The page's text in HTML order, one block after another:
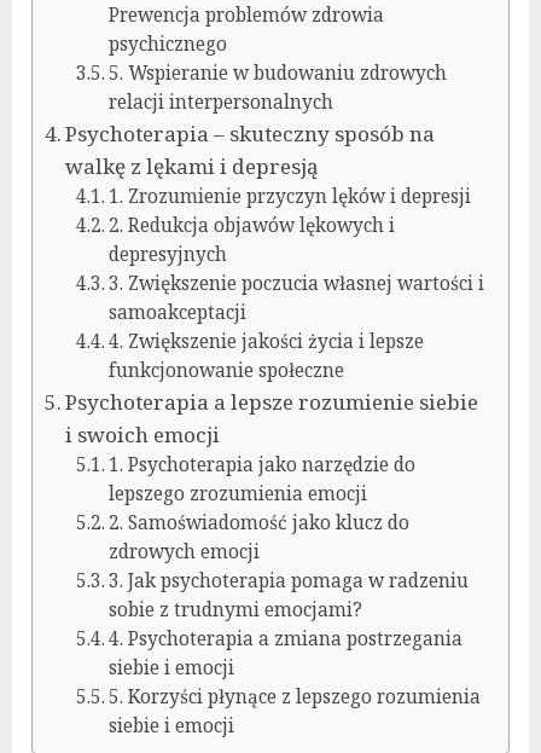
Prewencja problemów zdrowia
psychicznego
5. Wspieranie w budowaniu zdrowych
relacji interpersonalnych
Psychoterapia – skuteczny sposób na
walkę z lękami i depresją
1. Zrozumienie przyczyn lęków i depresji
2. Redukcja objawów lękowych i
depresyjnych
3. Zwiększenie poczucia własnej wartości i
samoakceptacji
4. Zwiększenie jakości życia i lepsze
funkcjonowanie społeczne
Psychoterapia a lepsze rozumienie siebie
i swoich emocji
1. Psychoterapia jako narzędzie do
lepszego zrozumienia emocji
2. Samoświadomość jako klucz do
zdrowych emocji
3. Jak psychoterapia pomaga w radzeniu
sobie z trudnymi emocjami?
4. Psychoterapia a zmiana postrzegania
siebie i emocji
5. Korzyści płynące z lepszego rozumienia
siebie i emocji